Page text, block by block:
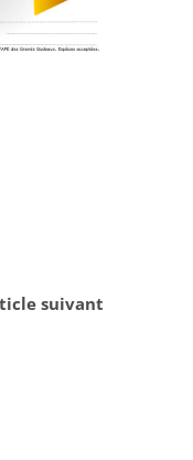
suivant